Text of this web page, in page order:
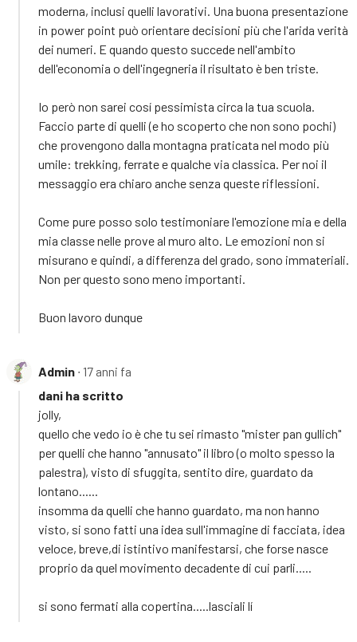
moderna, inclusi quelli lavorativi. Una buona presentazione
in power point può orientare decisioni più che l'arida verità
dei numeri. E quando questo succede nell'ambito
dell'economia o dell'ingegneria il risultato è ben triste.
Io però non sarei cosí pessimista circa la tua scuola.
Faccio parte di quelli (e ho scoperto che non sono pochi)
che provengono dalla montagna praticata nel modo più
umile: trekking, ferrate e qualche via classica. Per noi il
messaggio era chiaro anche senza queste riflessioni.
Come pure posso solo testimoniare l'emozione mia e della
mia classe nelle prove al muro alto. Le emozioni non si
misurano e quindi, a differenza del grado, sono immateriali.
Non per questo sono meno importanti.
Buon lavoro dunque
Admin ∙ 17 anni fa
dani ha scritto
jolly,
quello che vedo io è che tu sei rimasto "mister pan gullich"
per quelli che hanno "annusato" il libro (o molto spesso la
palestra), visto di sfuggita, sentito dire, guardato da
lontano......
insomma da quelli che hanno guardato, ma non hanno
visto, si sono fatti una idea sull'immagine di facciata, idea
veloce, breve,di istintivo manifestarsi, che forse nasce
proprio da quel movimento decadente di cui parli.....
si sono fermati alla copertina.....lasciali lí